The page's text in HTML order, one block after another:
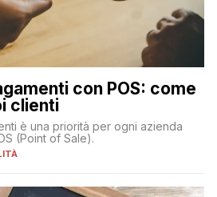
con POS: come
clienti
è una priorità per ogni azienda
(Point of Sale).